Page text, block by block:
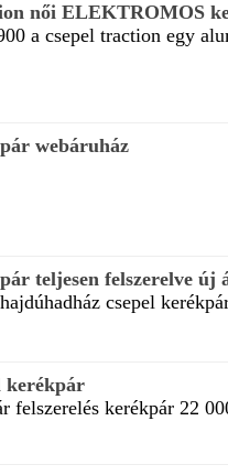
női ELEKTROMOS
a csepel traction egy
webáruház
teljesen felszerelve új
csepel
kerékpár
felszerelés kerékpár 22